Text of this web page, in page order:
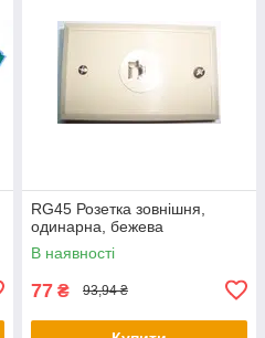
RG45 Розетка зовнішня,
одинарна, бежева
В наявності
77 ₴ 93,94 ₴